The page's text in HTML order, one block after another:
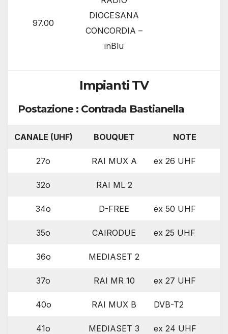
97.00
DIOCESANA
CONCORDIA –
inBlu
Impianti TV
Postazione : Contrada Bastianella
CANALE (UHF) BOUQUET NOTE
27o RAI MUX A ex 26 UHF
32o RAI ML 2
34o D-FREE ex 50 UHF
35o CAIRODUE ex 25 UHF
36o MEDIASET 2
37o RAI MR 10 ex 27 UHF
40o RAI MUX B DVB-T2
41o MEDIASET 3 ex 24 UHF